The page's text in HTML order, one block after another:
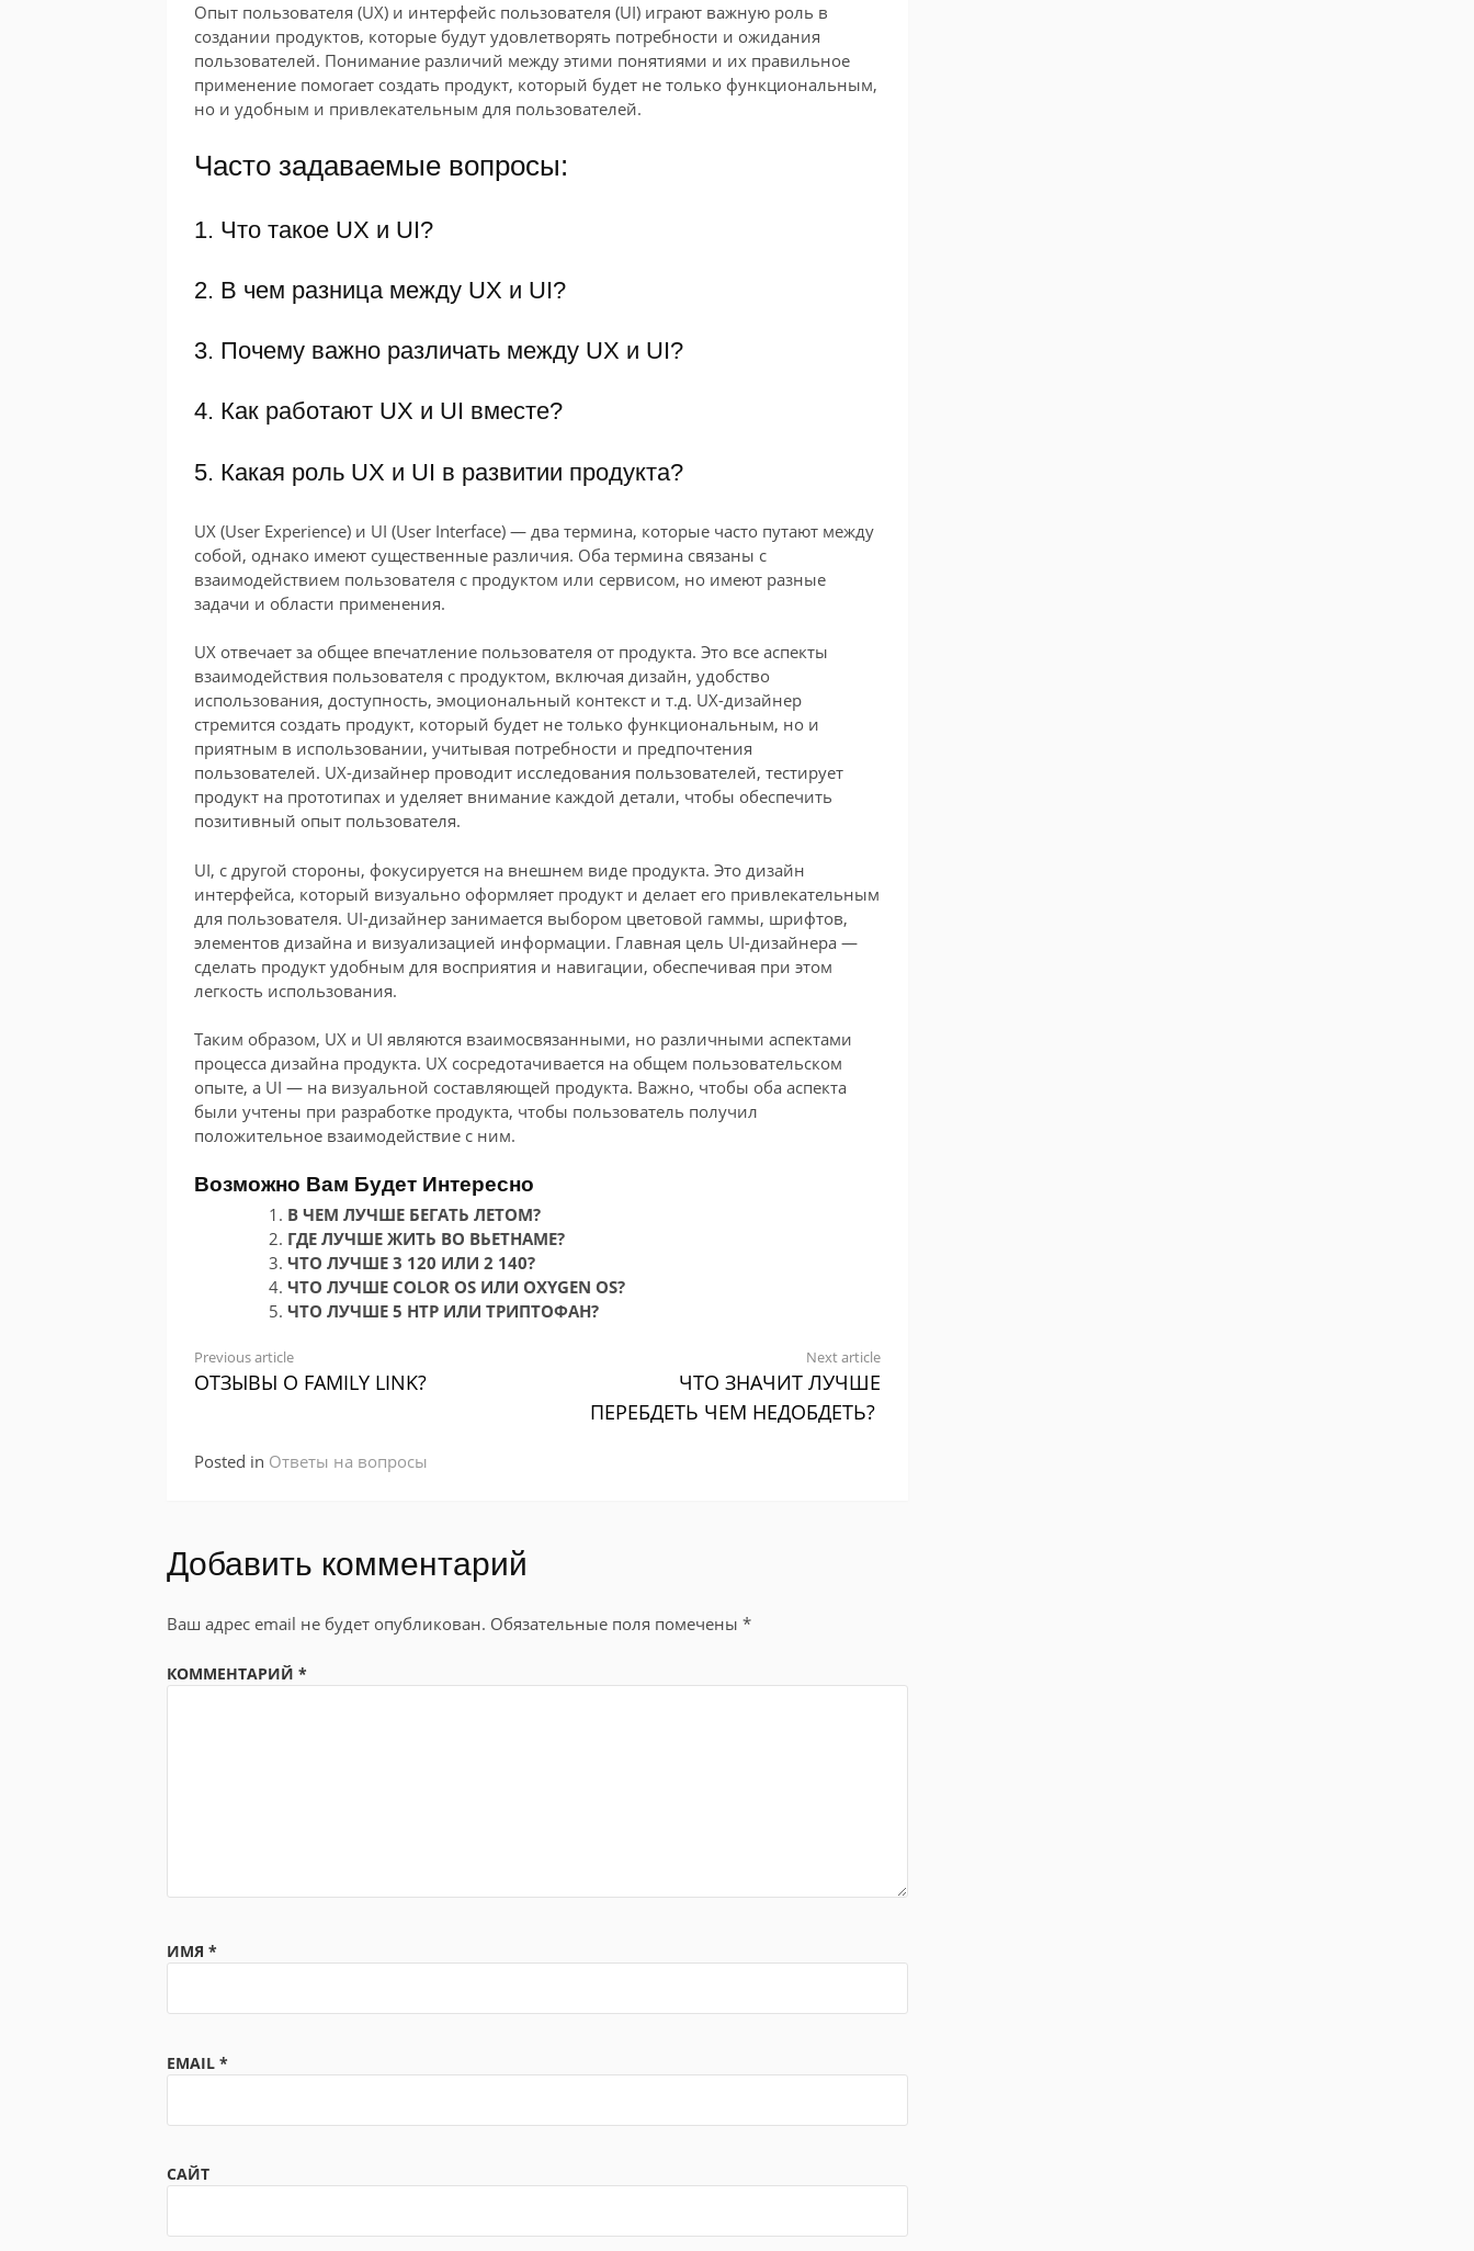
Опыт пользователя (UX) и интерфейс пользователя (UI) играют важную роль в
создании продуктов, которые будут удовлетворять потребности и ожидания
пользователей. Понимание различий между этими понятиями и их правильное
применение помогает создать продукт, который будет не только функциональным,
но и удобным и привлекательным для пользователей.
Часто задаваемые вопросы:
1. Что такое UX и UI?
2. В чем разница между UX и UI?
3. Почему важно различать между UX и UI?
4. Как работают UX и UI вместе?
5. Какая роль UX и UI в развитии продукта?
UX (User Experience) и UI (User Interface) — два термина, которые часто путают между
собой, однако имеют существенные различия. Оба термина связаны с
взаимодействием пользователя с продуктом или сервисом, но имеют разные
задачи и области применения.
UX отвечает за общее впечатление пользователя от продукта. Это все аспекты
взаимодействия пользователя с продуктом, включая дизайн, удобство
использования, доступность, эмоциональный контекст и т.д. UX-дизайнер
стремится создать продукт, который будет не только функциональным, но и
приятным в использовании, учитывая потребности и предпочтения
пользователей. UX-дизайнер проводит исследования пользователей, тестирует
продукт на прототипах и уделяет внимание каждой детали, чтобы обеспечить
позитивный опыт пользователя.
UI, с другой стороны, фокусируется на внешнем виде продукта. Это дизайн
интерфейса, который визуально оформляет продукт и делает его привлекательным
для пользователя. UI-дизайнер занимается выбором цветовой гаммы, шрифтов,
элементов дизайна и визуализацией информации. Главная цель UI-дизайнера —
сделать продукт удобным для восприятия и навигации, обеспечивая при этом
легкость использования.
Таким образом, UX и UI являются взаимосвязанными, но различными аспектами
процесса дизайна продукта. UX сосредотачивается на общем пользовательском
опыте, а UI — на визуальной составляющей продукта. Важно, чтобы оба аспекта
были учтены при разработке продукта, чтобы пользователь получил
положительное взаимодействие с ним.
Возможно Вам Будет Интересно
В ЧЕМ ЛУЧШЕ БЕГАТЬ ЛЕТОМ?
ГДЕ ЛУЧШЕ ЖИТЬ ВО ВЬЕТНАМЕ?
ЧТО ЛУЧШЕ 3 120 ИЛИ 2 140?
ЧТО ЛУЧШЕ COLOR OS ИЛИ OXYGEN OS?
ЧТО ЛУЧШЕ 5 НТР ИЛИ ТРИПТОФАН?
Continue
Previous article
ОТЗЫВЫ О FAMILY LINK?
Next article
ЧТО ЗНАЧИТ ЛУЧШЕ
ПЕРЕБДЕТЬ ЧЕМ НЕДОБДЕТЬ?
Posted in Ответы на вопросы
Добавить комментарий
Ваш адрес email не будет опубликован. Обязательные поля помечены *
КОММЕНТАРИЙ *
ИМЯ *
EMAIL *
САЙТ